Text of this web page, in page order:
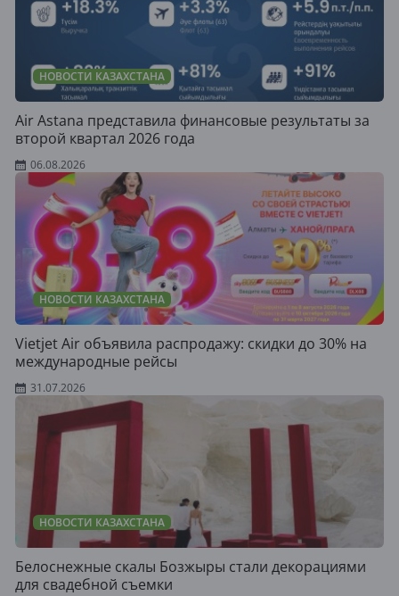
НОВОСТИ КАЗАХСТАНА
Air Astana представила финансовые результаты за
второй квартал 2026 года
06.08.2026
НОВОСТИ КАЗАХСТАНА
Vietjet Air объявила распродажу: скидки до 30% на
международные рейсы
31.07.2026
НОВОСТИ КАЗАХСТАНА
Белоснежные скалы Бозжыры стали декорациями
для свадебной съемки